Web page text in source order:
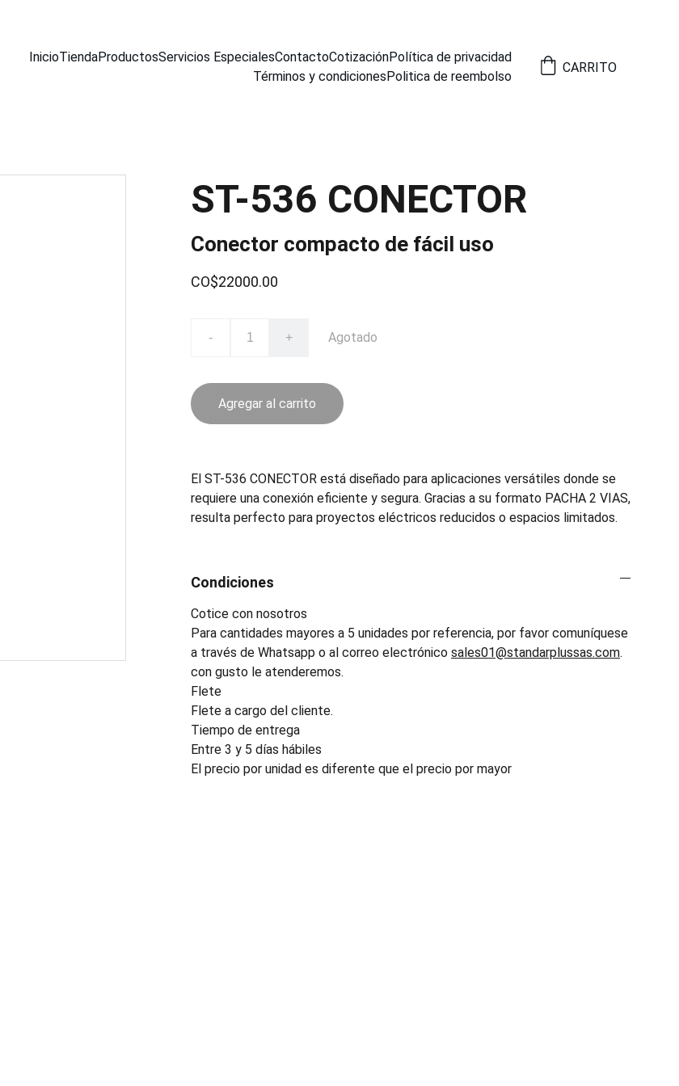
InicioTiendaProductosServicios EspecialesContactoCotizaciónPolítica de privacidad
Términos y condicionesPolitica de reembolso
CARRITO
ST-536 CONECTOR
Conector compacto de fácil uso
CO$22000.00
- + Agotado
Agregar al carrito
El ST-536 CONECTOR está diseñado para aplicaciones versátiles donde se
requiere una conexión eficiente y segura. Gracias a su formato PACHA 2 VIAS,
resulta perfecto para proyectos eléctricos reducidos o espacios limitados.
Condiciones
Cotice con nosotros
Para cantidades mayores a 5 unidades por referencia, por favor comuníquese
a través de Whatsapp o al correo electrónico sales01@standarplussas.com.
con gusto le atenderemos.
Flete
Flete a cargo del cliente.
Tiempo de entrega
Entre 3 y 5 días hábiles
El precio por unidad es diferente que el precio por mayor